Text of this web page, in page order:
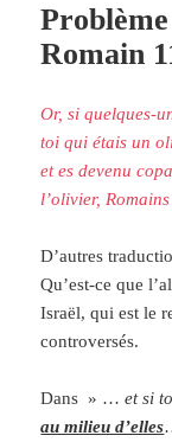
Romain
Or, si quelques-
toi qui étais un
et es devenu
l’olivier,
D’autres
Qu’est-ce que
Israël, qui est le
controversés.
Dans » … et si
au milieu d’elles